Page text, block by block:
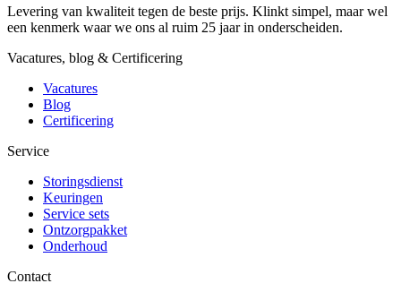
Levering van kwaliteit tegen de beste prijs. Klinkt simpel, maar wel
een kenmerk waar we ons al ruim 25 jaar in onderscheiden.
Vacatures, blog & Certificering
Vacatures
Blog
Certificering
Service
Storingsdienst
Keuringen
Service sets
Ontzorgpakket
Onderhoud
Contact